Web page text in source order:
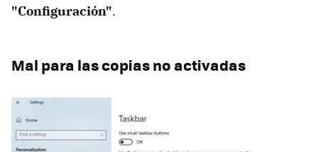
"Configuración".
Mal para las copias no activadas